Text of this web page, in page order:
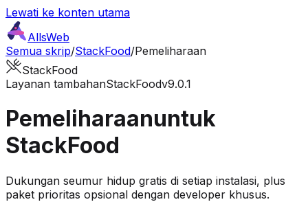
Lewati ke konten utama
AllsWeb
Semua skrip/StackFood/Pemeliharaan
StackFood
Layanan tambahanStackFoodv9.0.1
Pemeliharaanuntuk
StackFood
Dukungan seumur hidup gratis di setiap instalasi, plus
paket prioritas opsional dengan developer khusus.